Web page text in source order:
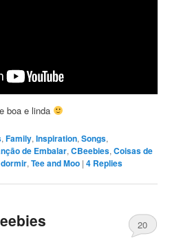
boa e linda
,Family,Inspiration,Songs,
de Embalar,CBeebies,Coisas de
,Tee and Moo |4 Replies
20